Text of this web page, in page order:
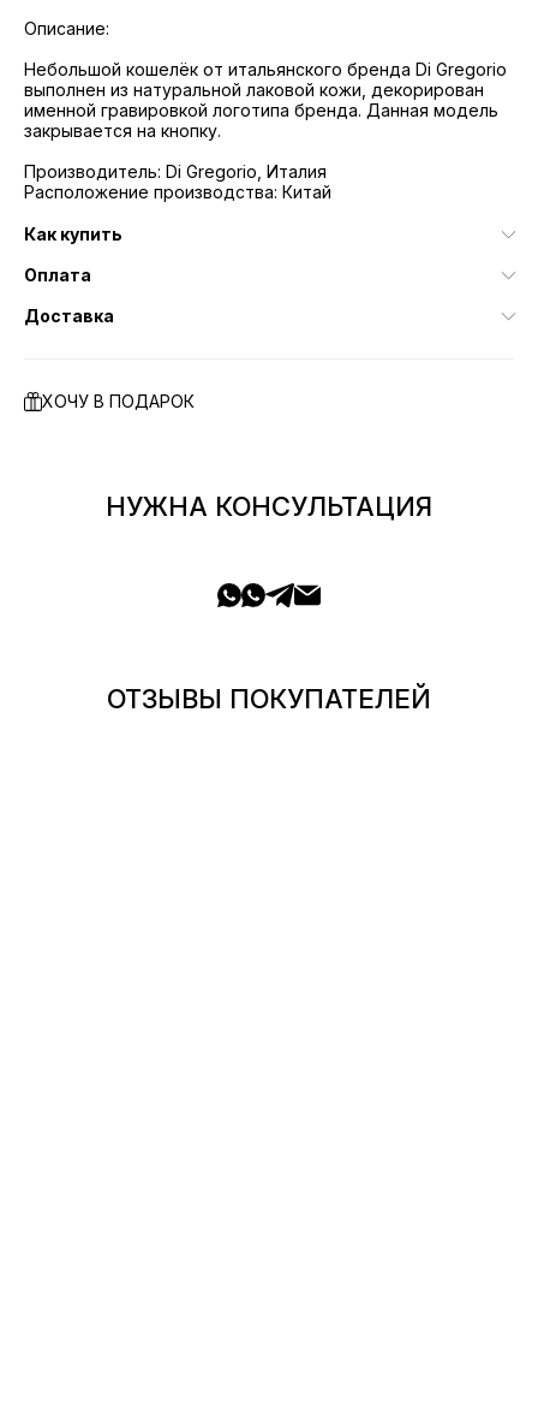
Описание:
Небольшой кошелёк от итальянского бренда Di Gregorio
выполнен из натуральной лаковой кожи, декорирован
именной гравировкой логотипа бренда. Данная модель
закрывается на кнопку.
Производитель: Di Gregorio, Италия
Расположение производства: Китай
Как купить
Оплата
Доставка
ХОЧУ В ПОДАРОК
НУЖНА КОНСУЛЬТАЦИЯ
ОТЗЫВЫ ПОКУПАТЕЛЕЙ